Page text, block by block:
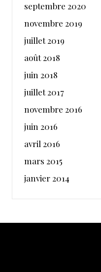
septembre 2020
novembre 2019
juillet 2019
août 2018
juin 2018
juillet 2017
novembre 2016
juin 2016
avril 2016
mars 2015
janvier 2014